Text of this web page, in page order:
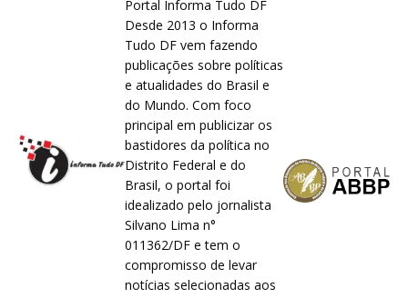
Portal Informa Tudo DF
Desde 2013 o Informa
Tudo DF vem fazendo
publicações sobre políticas
e atualidades do Brasil e
do Mundo. Com foco
principal em publicizar os
bastidores da política no
Distrito Federal e do
Brasil, o portal foi
idealizado pelo jornalista
Silvano Lima n°
011362/DF e tem o
compromisso de levar
notícias selecionadas aos